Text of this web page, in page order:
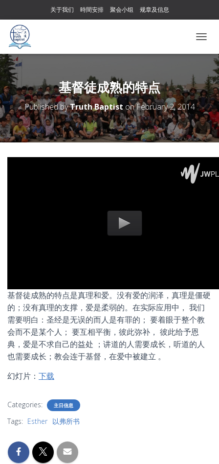
关于我们 時間安排 聚会小组 规章及信息
O
E
N
A
V
I
G
T
O
基督徒成熟的特点
Published byTruth BaptistonFebruary 2, 2014
基督徒成熟的特点是真理和爱。没有爱的润泽，真理是僵硬
的；没有真理的支撑，爱是柔弱的。在实际应用中， 我们
需要明白：圣经是无误的而人是有罪的； 要着眼于整个教
会而不是某个人； 要互相平衡，彼此弥补， 彼此给予恩
典，爱是不求自己的益处 ；讲道的人需要成长，听道的人
也需要成长；教会连于基督，在爱中被建立 。
幻灯片： 下载
Categories: 主日信息
Tags: Esther 以弗所书